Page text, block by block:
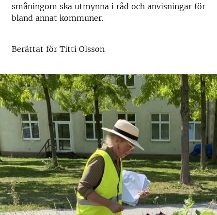
småningom ska utmynna i råd och anvisningar för
bland annat kommuner.
Berättat för Titti Olsson